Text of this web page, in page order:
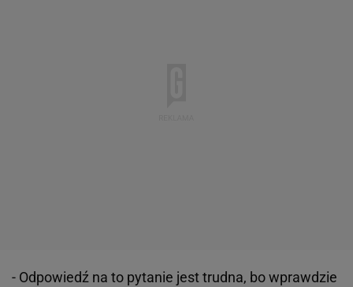
- Odpowiedź na to pytanie jest trudna, bo wprawdzie